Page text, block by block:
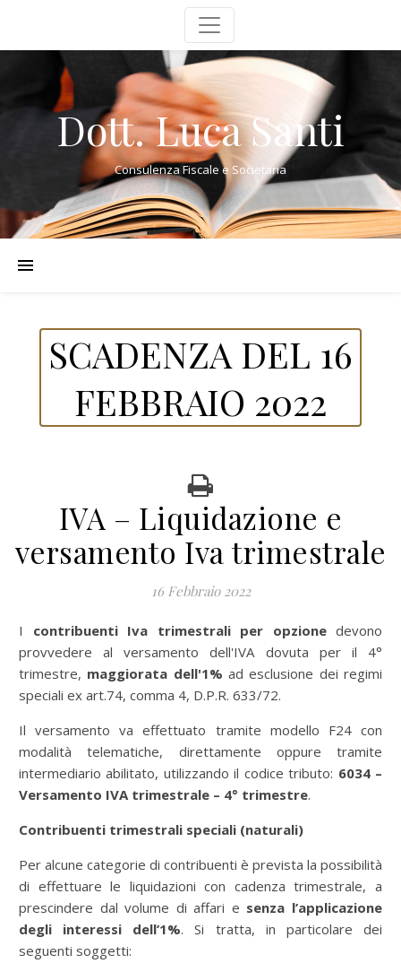
Dott. Luca Santi
Consulenza Fiscale e Societaria
SCADENZA DEL 16
FEBBRAIO 2022
IVA – Liquidazione e
versamento Iva trimestrale
16 Febbraio 2022
contribuenti Iva trimestrali per opzionedevono
provvedere al versamento dell'IVA dovuta per il 4°
trimestre, maggiorata dell'1%ad esclusione dei regimi
speciali ex art.74, comma 4, D.P.R. 633/72.
Il versamento va effettuato tramite modello F24 con
modalità telematiche, direttamente oppure tramite
intermediario abilitato, utilizzando il codice tributo: 6034 –
Versamento IVA trimestrale – 4° trimestre.
Contribuenti trimestrali speciali (naturali)
Per alcune categorie di contribuenti è prevista la possibilità
di effettuare le liquidazioni con cadenza trimestrale, a
prescindere dal volume di affari e senza l’applicazione
degli interessi dell’1%. Si tratta, in particolare dei
seguenti soggetti: